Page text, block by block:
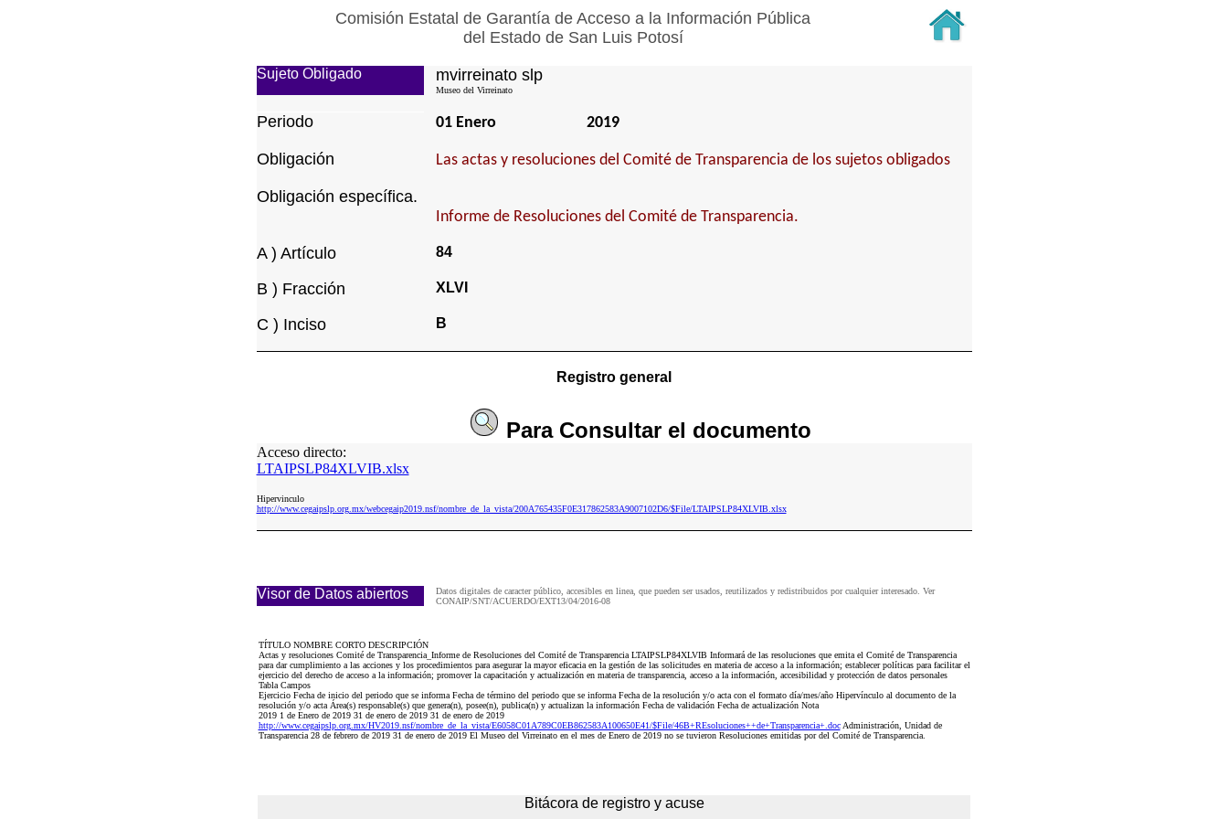
Comisión Estatal de Garantía de Acceso a la Información Pública
del Estado de San Luis Potosí
Sujeto Obligado mvirreinato slp
Museo del Virreinato
Periodo 01 Enero 2019
Obligación Las actas y resoluciones del Comité de Transparencia de los sujetos obligados
Obligación específica.
Informe de Resoluciones del Comité de Transparencia.
A ) Artículo 84
B ) Fracción XLVI
C ) Inciso B
Registro general
Para Consultarel documento
Acceso directo:
LTAIPSLP84XLVIB.xlsx
Hipervinculo
http://www.cegaipslp.org.mx/webcegaip2019.nsf/nombre_de_la_vista/200A765435F0E317862583A9007102D6/$File/LTAIPSLP84XLVIB.xlsx
Visor de Datos abiertos
Datos digitales de caracter público, accesibles en linea, que pueden ser usados, reutilizados y redistribuidos por cualquier interesado. Ver
CONAIP/SNT/ACUERDO/EXT13/04/2016-08
TÍTULO NOMBRE CORTO DESCRIPCIÓN
Actas y resoluciones Comité de Transparencia_Informe de Resoluciones del Comité de Transparencia LTAIPSLP84XLVIB Informará de las resoluciones que emita el Comité de Transparencia
para dar cumplimiento a las acciones y los procedimientos para asegurar la mayor eficacia en la gestión de las solicitudes en materia de acceso a la información; establecer políticas para facilitar el
ejercicio del derecho de acceso a la información; promover la capacitación y actualización en materia de transparencia, acceso a la información, accesibilidad y protección de datos personales
Tabla Campos
Ejercicio Fecha de inicio del periodo que se informa Fecha de término del periodo que se informa Fecha de la resolución y/o acta con el formato día/mes/año Hipervínculo al documento de la
resolución y/o acta Área(s) responsable(s) que genera(n), posee(n), publica(n) y actualizan la información Fecha de validación Fecha de actualización Nota
2019 1 de Enero de 2019 31 de enero de 2019 31 de enero de 2019
http://www.cegaipslp.org.mx/HV2019.nsf/nombre_de_la_vista/E6058C01A789C0EB862583A100650E41/$File/46B+REsoluciones++de+Transparencia+.docAdministración, Unidad de
Transparencia 28 de febrero de 2019 31 de enero de 2019 El Museo del Virreinato en el mes de Enero de 2019 no se tuvieron Resoluciones emitidas por del Comité de Transparencia.
Bitácora de registro y acuse